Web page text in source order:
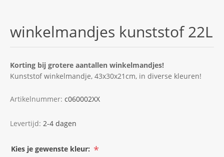
winkelmandjes kunststof 22L
Korting bij grotere aantallen winkelmandjes!
Kunststof winkelmandje, 43x30x21cm, in diverse kleuren!
Artikelnummer: c060002XX
Levertijd: 2-4 dagen
Kies je gewenste kleur: *